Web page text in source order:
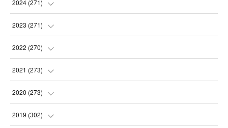
(21
(21
2024 (271)
(21
(22
(23
(22
2023 (271)
(22
(23
(23
(21
2022 (270)
(23
(23
(22
2021 (273)
(24
(23
2020 (273)
(24
2019 (302)